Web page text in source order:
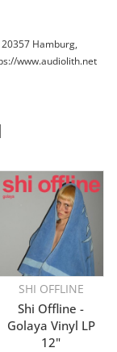
Hamburg,
www.audiolith.net
SHI OFFLINE
Shi Offline -
Golaya Vinyl LP
12"